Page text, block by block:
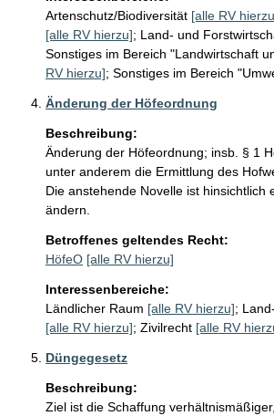
Artenschutz/Biodiversität [alle RV
[alle RV hierzu]; Land- und
Sonstiges im Bereich "Landwirtschaft
RV hierzu]; Sonstiges im Bereich
Änderung der Höfeordnung
Beschreibung:
Änderung der Höfeordnung; insb. § 1
unter anderem die Ermittlung des
Die anstehende Novelle ist hinsichtlich
ändern.
Betroffenes geltendes Recht:
HöfeO [alle RV hierzu]
Interessenbereiche:
Ländlicher Raum [alle RV hierzu];
[alle RV hierzu]; Zivilrecht [alle RV
Düngegesetz
Beschreibung:
Ziel ist die Schaffung